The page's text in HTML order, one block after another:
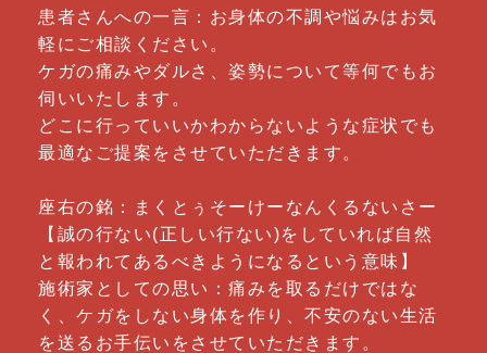
患者さんへの一言：お身体の不調や悩みはお気
軽にご相談ください。
ケガの痛みやダルさ、姿勢について等何でもお
伺いいたします。
どこに行っていいかわからないような症状でも
最適なご提案をさせていただきます。
座右の銘：まくとぅそーけーなんくるないさー
【誠の行ない(正しい行ない)をしていれば自然
と報われてあるべきようになるという意味】
施術家としての思い：痛みを取るだけではな
く、ケガをしない身体を作り、不安のない生活
を送るお手伝いをさせていただきます。